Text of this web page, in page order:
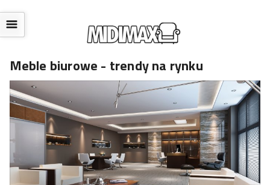
☰
Meble biurowe - trendy na rynku